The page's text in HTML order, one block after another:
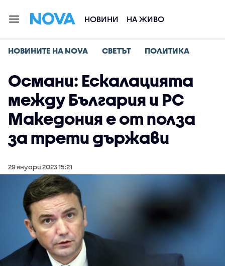
НОВИНИ НА ЖИВО
НОВИНИТЕ НА NOVA СВЕТЪТ ПОЛИТИКА
Османи: Ескалацията
между България и РС
Македония е от полза
за трети държави
29 януари 2023 15:21